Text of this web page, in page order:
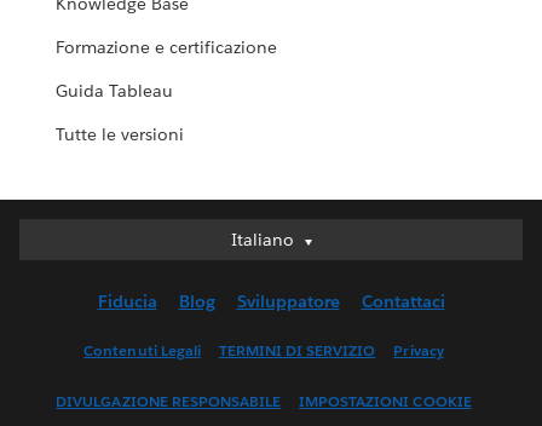
Formazione e certificazione
Guida Tableau
Tutte le versioni
Italiano
Italiano
English (UK)
Français (Canada)
Fiducia Blog Sviluppatore Contattaci
Contenuti Legali TERMINI DI SERVIZIO Privacy
DIVULGAZIONE RESPONSABILE IMPOSTAZIONI COOKIE